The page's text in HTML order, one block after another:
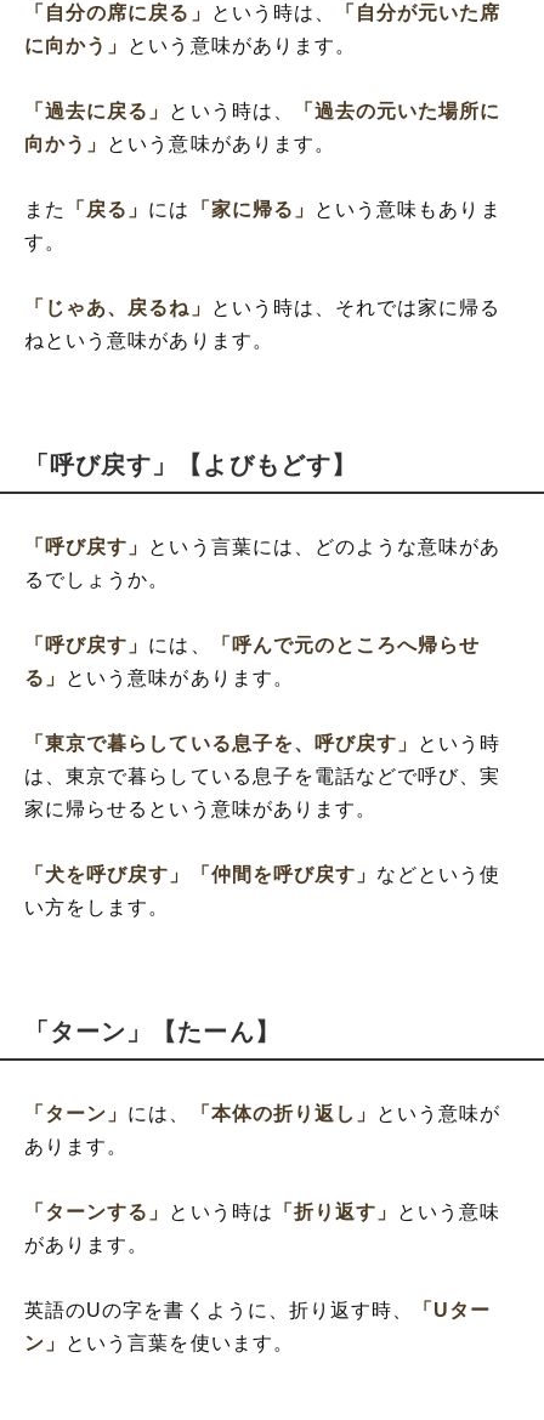
「自分の席に戻る」 という時は、
「自分が元いた席
に向かう」 という意味があります。
「過去に戻る」 という時は、
「過去の元いた場所に
向かう」
という意味があります。
また 「戻る」 には 「家に帰る」
という意味もありま
す。
「じゃあ、戻るね」
という時は、それでは家に帰る
ねという意味があります。
「呼び戻す」【よびもどす】
「呼び戻す」 という言葉には、どのような意味があ
るでしょうか。
「呼び戻す」 には、
「呼んで元のところへ帰らせ
る」
という意味があります。
「東京で暮らしている息子を、呼び戻す」
という時
は、東京で暮らしている息子を電話などで呼び、実
家に帰らせるという意味があります。
「犬を呼び戻す」 「仲間を呼び戻す」 などという使
い方をします。
「ターン」【たーん】
「ターン」 には、 「本体の折り返し」
という意味が
あります。
「ターンする」 という時は 「折り返す」
という意味
があります。
英語のUの字を書くように、折り返す時、
「Uター
ン」
という言葉を使います。